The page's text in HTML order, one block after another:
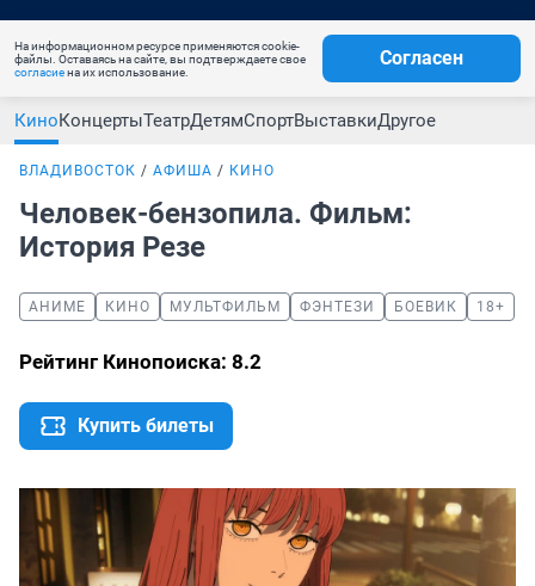
На информационном ресурсе применяются cookie-
файлы. Оставаясь на сайте, вы подтверждаете свое
согласиена их использование.
Согласен
КиноКонцертыТеатрДетямСпортВыставкиДругое
ВЛАДИВОСТОК АФИША КИНО
Человек-бензопила. Фильм:
История Резе
АНИМЕ КИНО МУЛЬТФИЛЬМ ФЭНТЕЗИ БОЕВИК 18+
Рейтинг Кинопоиска: 8.2
Купить билеты